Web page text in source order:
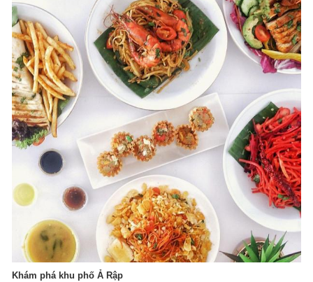
Khám phá khu phố Ả Rập